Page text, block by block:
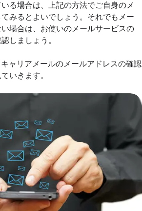
る場合は、上記の方法でご自身のメ
みるとよいでしょう。それでもメー
場合は、お使いのメールサービスの
しましょう。
ャリアメールのメールアドレスの確認
いきます。